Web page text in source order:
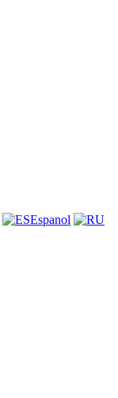
Espanol